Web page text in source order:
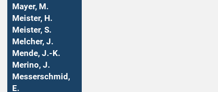
Mayer, M.
Meister, H.
Meister, S.
Melcher, J.
Mende, J.-K.
Merino, J.
Messerschmid,
E.